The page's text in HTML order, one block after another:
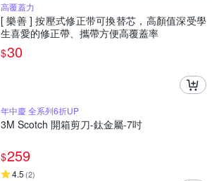
高覆蓋力
[ 樂善 ] 按壓式修正带可換替芯，高顏值深受學
生喜愛的修正帶、攜帶方便高覆蓋率
$30
年中慶 全系列6折UP
3M Scotch 開箱剪刀-鈦金屬-7吋
$259
4.5 (2)